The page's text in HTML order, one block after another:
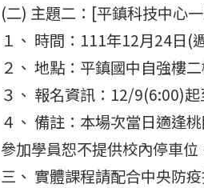
(二) 主題二：[平鎮科技中心
１、 時間：111年12月24日(
２、 地點：平鎮國中自強樓
３、 報名資訊：12/9(6:00)
４、 備註：本場次當日適逢
參加學員恕不提供校內停車位
三、 實體課程請配合中央防